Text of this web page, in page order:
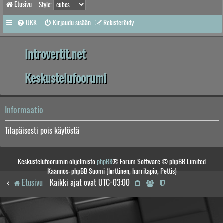
Etusivu Style:
UKK Kirjaudu sisään Rekisteröidy
Introvertit.net
Keskustelufoorumi
Informaatio
Tilapäisesti pois käytöstä
Keskustelufoorumin ohjelmistophpBB® Forum Software © phpBB Limited
Käännös: phpBB Suomi (lurttinen, harritapio, Pettis)
Etusivu Kaikki ajat ovat UTC+03:00